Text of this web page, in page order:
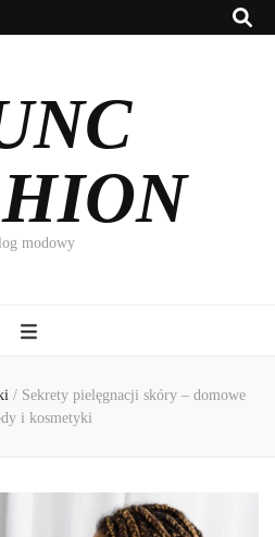
modowy
/ Sekrety pielęgnacji skóry – domowe
i kosmetyki